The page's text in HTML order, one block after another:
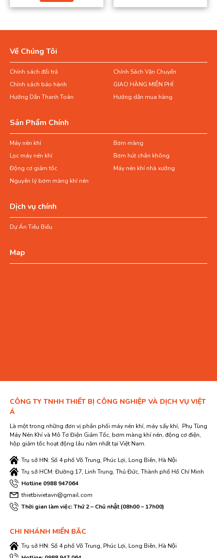
Về Chúng Tôi
Chính sách đổi trả
Chính Sách Vận Chuyển
Chính sách bảo hành
GIAO HÀNG MIỄN PHÍ
Hướng Dẫn Thanh Toán
Hướng dẫn mua hàng
Sản Phẩm Chính
Máy nén khí
Bơm màng
Lọc máy nén khí
Bơm hút chân không
Động cơ giảm tốc
Máy nén khí nhà xưởng
Nguyên lý bơm màng khí nén
Dịch vụ chính
Dự Án Tiêu Biểu
Map
CÔNG TY TNHH THIẾT BỊ CÔNG NGHIỆP VÀ DỊCH VỤ VIỆT
Á
Là một trong những đơn vị phân phối máy nén khí, máy sấy khí, Phụ Tùng
Máy Nén Khí và Mô Tơ Điện Giảm Tốc, bơm màng khí nén, động cơ điện,
hộp giảm tốc hoạt động lâu năm nhất tại Việt Nam.
Trụ sở HN: Số 4 phố Võ Trung, Phúc Lợi, Long Biên, Hà Nội
Trụ sở HCM: Đường 17, Linh Trung, Thủ Đức, Thành phố Hồ Chí Minh
Hotline 0988 947064
thietbivietavn@gmail.com
Thời gian làm việc: Thứ 2 – Chủ nhật (08h00 – 17h00)
CHI NHÁNH MIỀN BĂC
Trụ sở HN: Số 4 phố Võ Trung, Phúc Lợi, Long Biên, Hà Nội